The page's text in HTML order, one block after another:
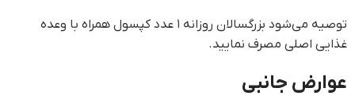
توصیه می‌شود بزرگسالان روزانه ۱ عدد کپسول همراه با وعده
غذایی اصلی مصرف نمایید.
عوارض جانبی